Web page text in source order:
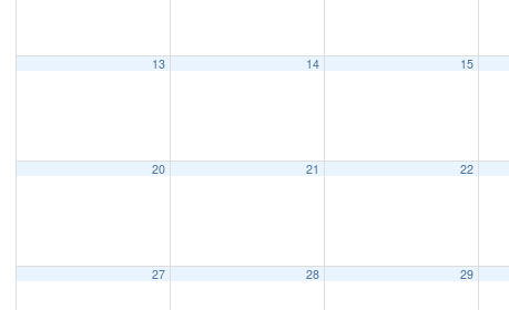
13 14 15
20 21 22
27 28 29